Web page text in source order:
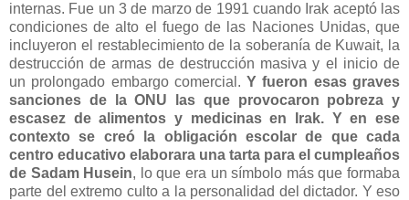
internas. Fue un 3 de marzo de 1991 cuando Irak aceptó las
condiciones de alto el fuego de las Naciones Unidas, que
incluyeron el restablecimiento de la soberanía de Kuwait, la
destrucción de armas de destrucción masiva y el inicio de
un prolongado embargo comercial.Y fueron esas graves
sanciones de la ONU las que provocaron pobreza y
escasez de alimentos y medicinas en Irak. Y en ese
contexto se creó la obligación escolar de que cada
centro educativo elaborara una tarta para el cumpleaños
de Sadam Husein, lo que era un símbolo más que formaba
parte del extremo culto a la personalidad del dictador. Y eso